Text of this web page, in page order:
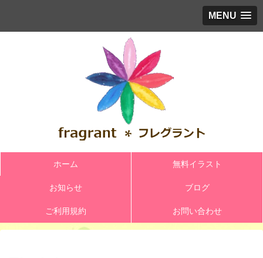
MENU
ホーム 無料イラスト
お知らせ ブログ
ご利用規約 お問い合わせ